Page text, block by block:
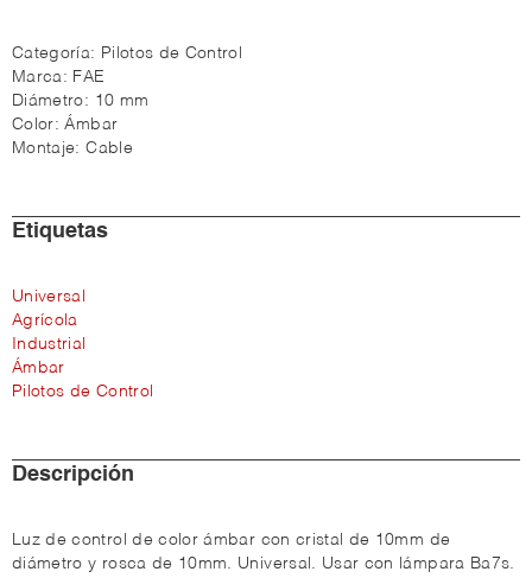
Categoría: Pilotos de Control
Marca: FAE
Diámetro: 10 mm
Color:Ámbar
Montaje:Cable
Etiquetas
Universal
Agrícola
Industrial
Ámbar
Pilotos de Control
Descripción
Luz de control de color ámbar con cristal de 10mm de
diámetro y rosca de 10mm. Universal. Usar con lámpara Ba7s.